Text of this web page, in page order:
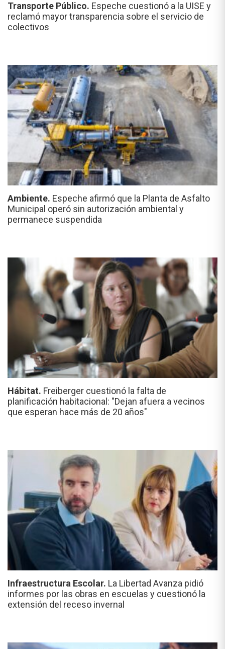
Transporte Público. Espeche cuestionó a la UISE y
reclamó mayor transparencia sobre el servicio de
colectivos
Ambiente. Espeche afirmó que la Planta de Asfalto
Municipal operó sin autorización ambiental y
permanece suspendida
Hábitat. Freiberger cuestionó la falta de
planificación habitacional: "Dejan afuera a vecinos
que esperan hace más de 20 años"
Infraestructura Escolar. La Libertad Avanza pidió
informes por las obras en escuelas y cuestionó la
extensión del receso invernal